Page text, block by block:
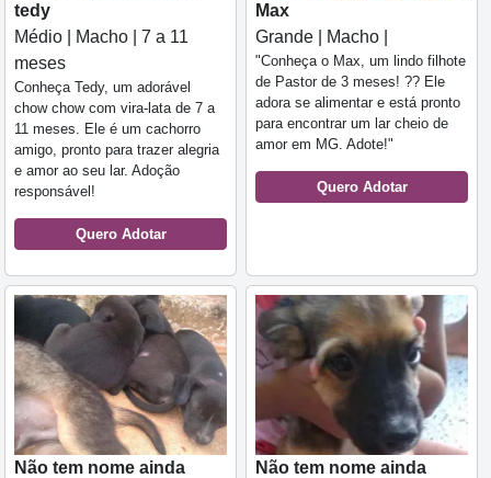
tedy
Médio | Macho | 7 a 11
meses
Conheça Tedy, um adorável
chow chow com vira-lata de 7 a
11 meses. Ele é um cachorro
amigo, pronto para trazer alegria
e amor ao seu lar. Adoção
responsável!
Quero Adotar
Max
Grande | Macho |
"Conheça o Max, um lindo filhote
de Pastor de 3 meses! ?? Ele
adora se alimentar e está pronto
para encontrar um lar cheio de
amor em MG. Adote!"
Quero Adotar
Não tem nome ainda
Não tem nome ainda